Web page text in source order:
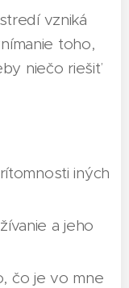
vzniká
toho,
niečo riešiť
iných
a jeho
čo je vo mne